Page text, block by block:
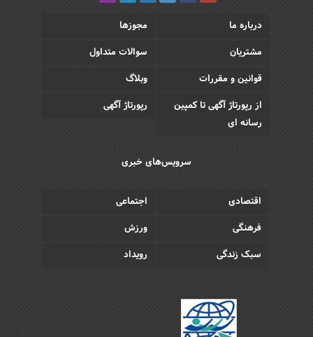
درباره ما
مجوزها
مشتریان
سوالات متداول
قوانین و مقررات
وبلاگ
از رپورتاژ آگهی تا کمپین
رسانه ای
رپورتاژ آگهی
سرویس‌های خبری
اقتصادی
اجتماعی
فرهنگی
ورزش
سبک زندگی
رویداد